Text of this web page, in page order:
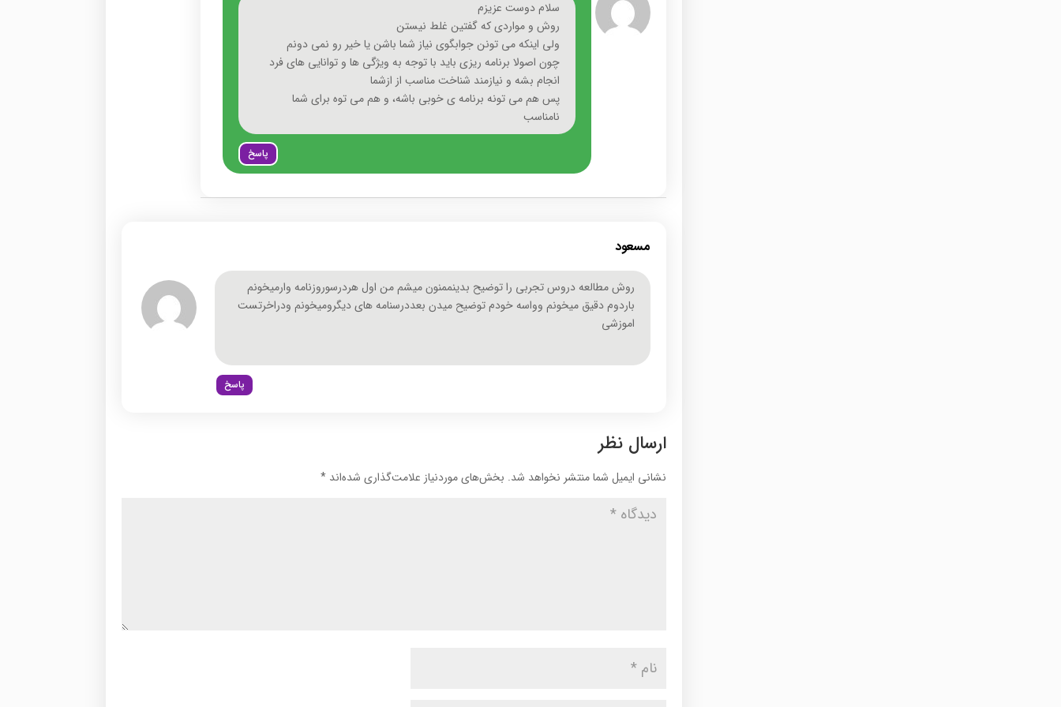
سلام دوست عزیزم
روش و مواردی که گفتین غلط نیستن
ولی اینکه می تونن جوابگوی نیاز شما باشن یا خیر رو نمی دونم
چون اصولا برنامه ریزی باید با توجه به ویژگی ها و توانایی های فرد
انجام بشه و نیازمند شناخت مناسب از ازشما
پس هم می تونه برنامه ی خوبی باشه، و هم می توه برای شما
نامناسب
پاسخ
مسعود
روش مطالعه دروس تجربی را توضیح بدینممنون میشم من اول هردرسوروزنامه وارمیخونم
باردوم دقیق میخونم وواسه خودم توضیح میدن بعددرسنامه های دیگرومیخونم ودراخرتست
اموزشی
پاسخ
ارسال نظر
نشانی ایمیل شما منتشر نخواهد شد. بخش‌های موردنیاز علامت‌گذاری شده‌اند *